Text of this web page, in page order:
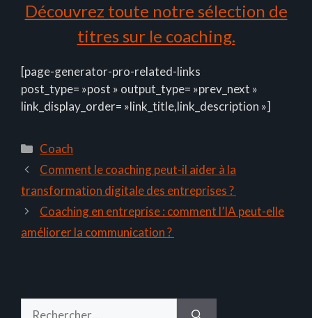
Découvrez toute notre sélection de
titres sur le coaching.
[page-generator-pro-related-links
post_type= »post » output_type= »prev_next »
link_display_order= »link_title,link_description »]
Catégories
Coach
Comment le coaching peut-il aider à la
transformation digitale des entreprises ?
Coaching en entreprise : comment l’IA peut-elle
améliorer la communication ?